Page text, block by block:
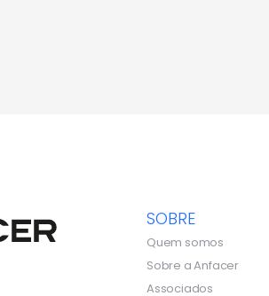
SOBRE
Quem somos
Sobre a Anfacer
Associados